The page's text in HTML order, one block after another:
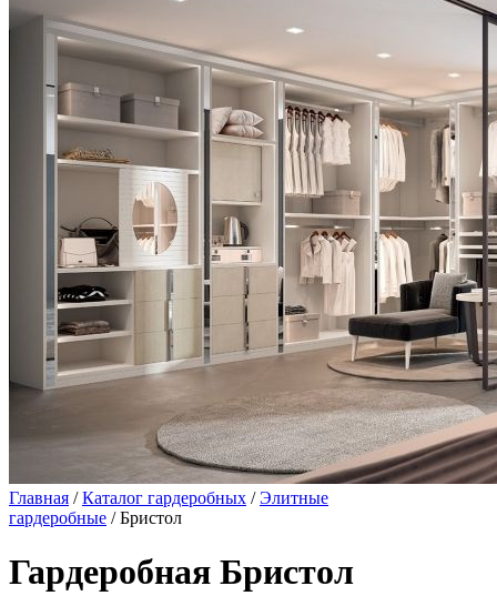
Главная /Каталог гардеробных /Элитные
гардеробные / Бристол
Гардеробная Бристол